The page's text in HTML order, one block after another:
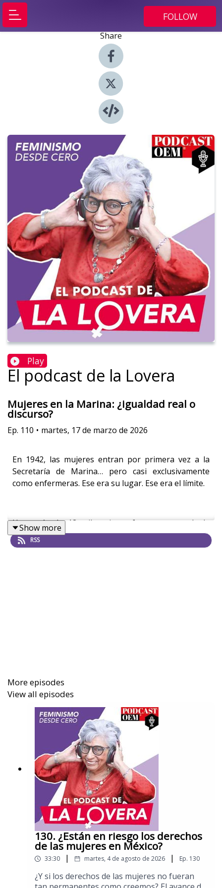
FOLLOW
Share
Play
El podcast de la Lovera
Mujeres en la Marina: ¿igualdad real o
discurso?
Ep. 110 • martes, 17 de marzo de 2026
En 1942, las mujeres entran por primera vez a la
Secretaría de Marina… pero casi exclusivamente
como enfermeras. Ese era su lugar. Ese era el límite.
Hoy, más de 18 mil mujeres forman parte de la
Marina en México. Eso es casi una cuarta parte de
todo el personal. Y ya no están solo en tierra o en
Para conocer más, platicamos con la Capitán de
Navío, Rocío Iglesias Avilés, Jefa de la Unidad de
Igualdad de Género, Derechos Humanos e Inclusión
de la Secretaría de Marina.
Aquí puedes leer más columnas de Sara Lovera.
Show more
RSS
More episodes
View all episodes
130. ¿Están en riesgo los derechos
de las mujeres en México?
33:30 | martes, 4 de agosto de 2026 | Ep. 130
¿Y si los derechos de las mujeres no fueran